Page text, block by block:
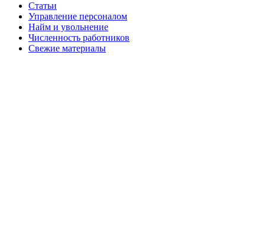
Статьи
Управление персоналом
Найм и увольнение
Численность работников
Свежие материалы